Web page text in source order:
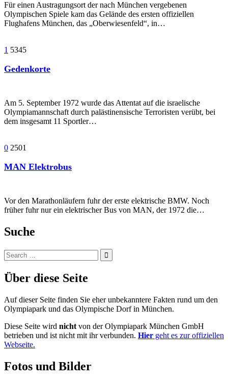
Für einen Austragungsort der nach München vergebenen
Olympischen Spiele kam das Gelände des ersten offiziellen
Flughafens München, das „Oberwiesenfeld“, in…
1 5345
Gedenkorte
Am 5. September 1972 wurde das Attentat auf die israelische
Olympiamannschaft durch palästinensische Terroristen verübt, bei
dem insgesamt 11 Sportler…
0 2501
MAN Elektrobus
Vor den Marathonläufern fuhr der erste elektrische BMW. Noch
früher fuhr nur ein elektrischer Bus von MAN, der 1972 die…
Suche
Search
for:
Über diese Seite
Auf dieser Seite finden Sie eher unbekanntere Fakten rund um den
Olympiapark und das Olympische Dorf in München.
Diese Seite wird nicht von der Olympiapark München GmbH
betrieben und ist nicht mit ihr verbunden. Hier geht es zur offiziellen
Webseite.
Fotos und Bilder